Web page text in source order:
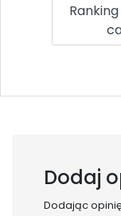
Dodaj
Dodając